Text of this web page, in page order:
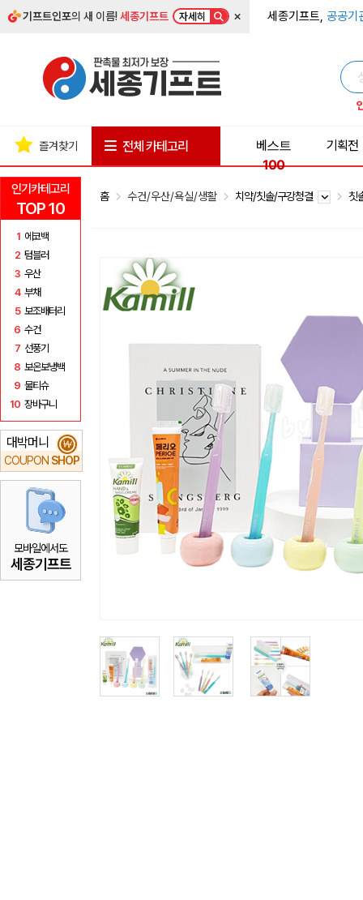
기프트인포의 새 이름!세종기프트 자세히 × 세종기프트, 공공기
인기카테고리
TOP 10
1 에코백
2 텀블러
3 우산
4 부채
5 보조배터리
6 수건
7 선풍기
8 보온보냉백
9 물티슈
10 장바구니
대박머니
COUPON SHOP
₩
모바일에서도
세종기프트
즐겨찾기 전체 카테고리
베스트
100
기획전
홈 수건/우산/욕실/생활 치약/칫솔/구강청결 칫